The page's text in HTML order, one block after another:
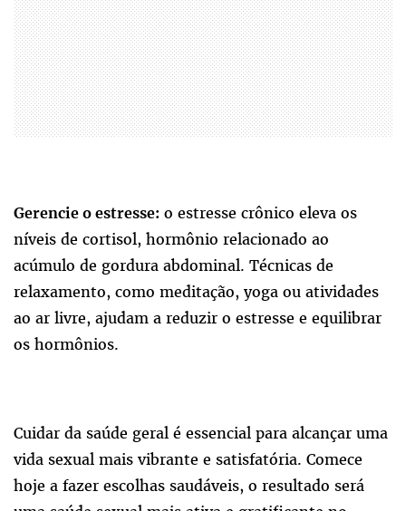
Gerencie o estresse: o estresse crônico eleva os
níveis de cortisol, hormônio relacionado ao
acúmulo de gordura abdominal. Técnicas de
relaxamento, como meditação, yoga ou atividades
ao ar livre, ajudam a reduzir o estresse e equilibrar
os hormônios.
Cuidar da saúde geral é essencial para alcançar uma
vida sexual mais vibrante e satisfatória. Comece
hoje a fazer escolhas saudáveis, o resultado será